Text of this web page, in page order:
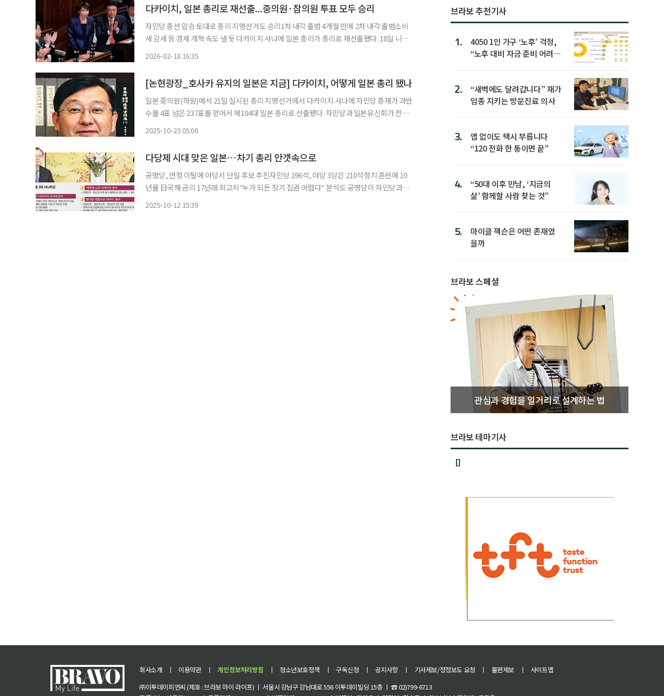
다카이치, 일본 총리로 재선출...중의원·참의원 투표 모두 승리
자민당 총선 압승 토대로 총리 지명선거도 승리1차 내각 출범 4개월 만에 2차 내각 출범소비
세 감세 등 경제 개혁 속도 낼 듯 다카이치 사나에 일본 총리가 총리로 재선출됐다. 18일 니혼
2026-02-18 16:35
[논현광장_호사카 유지의 일본은 지금] 다카이치, 어떻게 일본 총리 됐나
일본 중의원(하원)에서 21일 실시된 총리 지명선거에서 다카이치 사나에 자민당 총재가 과반
수를 4표 넘은 237표를 얻어서 제104대 일본 총리로 선출됐다. 자민당과 일본유신회가 전날
2025-10-23 05:00
다당제 시대 맞은 일본…차기 총리 안갯속으로
공명당, 연정 이탈에 야당서 단일 후보 추진자민당 196석, 야당 3당은 210석정치 혼란에 10
년물 日국채 금리 17년래 최고치"누가 되든 장기 집권 어렵다" 분석도 공명당이 자민당과의
2025-10-12 15:39
브라보 추천기사
1.
4050 1인 가구 ‘노후’ 걱정,
“노후 대비 자금 준비 어려
2.
“새벽에도 달려갑니다” 재가
임종 지키는 방문진료 의사
3.
앱 없이도 택시 부릅니다
“120 전화 한 통이면 끝”
4.
“50대 이후 만남, ‘지금의
삶’ 함께할 사람 찾는 것”
5.
마이클 잭슨은 어떤 존재였
을까
브라보 스페셜
관심과 경험을 일거리로 설계하는 법
브라보 테마기사
[]
회사소개 ㅣ 이용약관 ㅣ 개인정보처리방침 ㅣ 청소년보호정책 ㅣ 구독신청 ㅣ 공지사항 ㅣ 기사제보/정정보도 요청 ㅣ 불편제보 ㅣ
사이트맵
㈜이투데이피엔씨 (제호 : 브라보 마이 라이프) ㅣ 서울시 강남구 강남대로 556 이투데이빌딩 15층 ㅣ ☎ 02)799-6713